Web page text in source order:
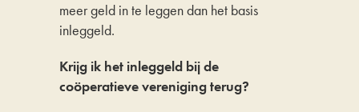
meer geld in te leggen dan het basis
inleggeld.
Krijg ik het inleggeld bij de
coöperatieve vereniging terug?